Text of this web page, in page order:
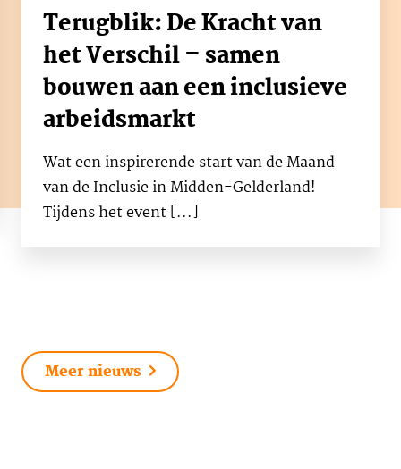
Terugblik: De Kracht van
het Verschil – samen
bouwen aan een inclusieve
arbeidsmarkt
Wat een inspirerende start van de Maand
van de Inclusie in Midden-Gelderland!
Tijdens het event [...]
Meer nieuws